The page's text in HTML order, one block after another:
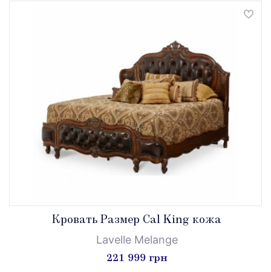
Кровать Размер Cal King кожа
Lavelle Melange
221 999 грн